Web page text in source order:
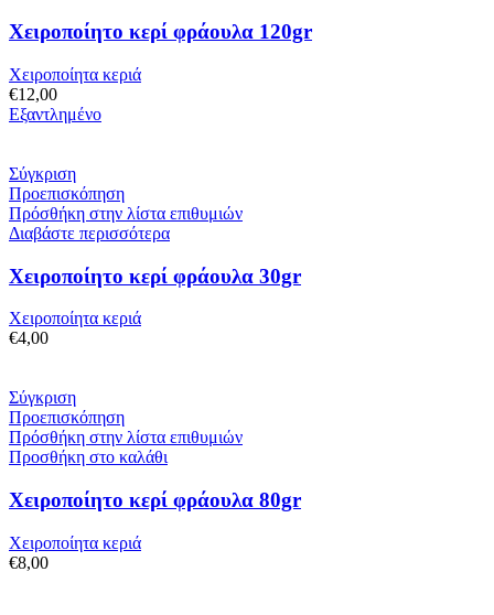
Χειροποίητο κερί φράουλα 120gr
Χειροποίητα κεριά
€12,00
Εξαντλημένο
Σύγκριση
Προεπισκόπηση
Πρόσθήκη στην λίστα επιθυμιών
Διαβάστε περισσότερα
Χειροποίητο κερί φράουλα 30gr
Χειροποίητα κεριά
€4,00
Σύγκριση
Προεπισκόπηση
Πρόσθήκη στην λίστα επιθυμιών
Προσθήκη στο καλάθι
Χειροποίητο κερί φράουλα 80gr
Χειροποίητα κεριά
€8,00